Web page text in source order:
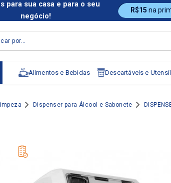
para sua casa e para o seu
negócio!
R$15 na
por...
Alimentos e Bebidas Descartáveis e
Dispenser para Álcool e Sabonete